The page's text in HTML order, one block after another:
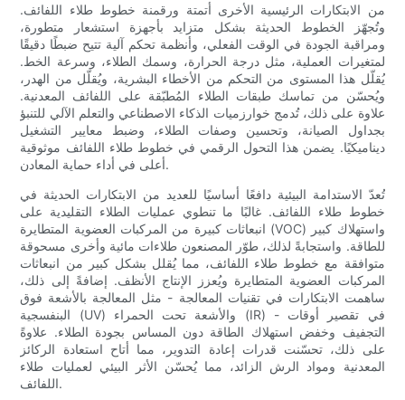
من الابتكارات الرئيسية الأخرى أتمتة ورقمنة خطوط طلاء اللفائف.
وتُجهّز الخطوط الحديثة بشكل متزايد بأجهزة استشعار متطورة،
ومراقبة الجودة في الوقت الفعلي، وأنظمة تحكم آلية تتيح ضبطًا دقيقًا
لمتغيرات العملية، مثل درجة الحرارة، وسمك الطلاء، وسرعة الخط.
يُقلّل هذا المستوى من التحكم من الأخطاء البشرية، ويُقلّل من الهدر،
ويُحسّن من تماسك طبقات الطلاء المُطبّقة على اللفائف المعدنية.
علاوة على ذلك، تُدمج خوارزميات الذكاء الاصطناعي والتعلم الآلي للتنبؤ
بجداول الصيانة، وتحسين وصفات الطلاء، وضبط معايير التشغيل
ديناميكيًا. يضمن هذا التحول الرقمي في خطوط طلاء اللفائف موثوقية
أعلى في أداء حماية المعادن.
تُعدّ الاستدامة البيئية دافعًا أساسيًا للعديد من الابتكارات الحديثة في
خطوط طلاء اللفائف. غالبًا ما تنطوي عمليات الطلاء التقليدية على
انبعاثات كبيرة من المركبات العضوية المتطايرة (VOC) واستهلاك كبير
للطاقة. واستجابةً لذلك، طوّر المصنعون طلاءات مائية وأخرى مسحوقة
متوافقة مع خطوط طلاء اللفائف، مما يُقلل بشكل كبير من انبعاثات
المركبات العضوية المتطايرة ويُعزز الإنتاج الأنظف. إضافةً إلى ذلك،
ساهمت الابتكارات في تقنيات المعالجة - مثل المعالجة بالأشعة فوق
البنفسجية (UV) والأشعة تحت الحمراء (IR) - في تقصير أوقات
التجفيف وخفض استهلاك الطاقة دون المساس بجودة الطلاء. علاوةً
على ذلك، تحسّنت قدرات إعادة التدوير، مما أتاح استعادة الركائز
المعدنية ومواد الرش الزائد، مما يُحسّن الأثر البيئي لعمليات طلاء
اللفائف.